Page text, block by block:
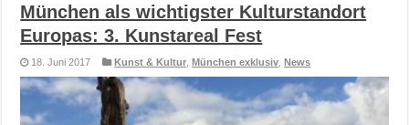
München als wichtigster Kulturstandort
Europas: 3. Kunstareal Fest
18. Juni 2017 Kunst & Kultur ,München exklusiv ,News